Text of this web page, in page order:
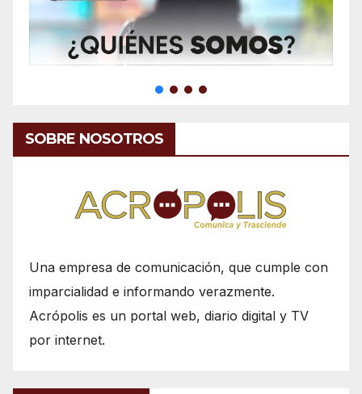
SOBRE NOSOTROS
Una empresa de comunicación, que cumple con
imparcialidad e informando verazmente.
Acrópolis es un portal web, diario digital y TV
por internet.